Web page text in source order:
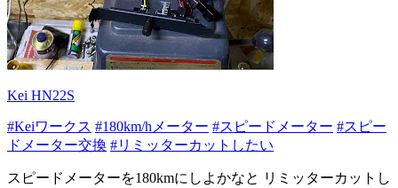
Kei HN22S
#Keiワークス #180km/hメーター #スピードメーター #スピー
ドメーター交換 #リミッターカットしたい
スピードメーターを180kmにしよかなと リミッターカットし